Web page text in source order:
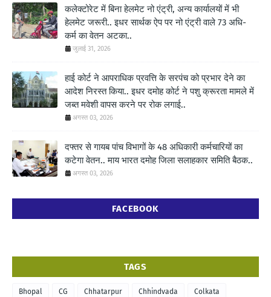
कलेक्टोरेट में बिना हेलमेट नो एंट्री, अन्य कार्यालयों में भी
हेलमेट जरूरी.. इधर सार्थक ऐप पर नो एंट्री वाले 73 अधि-
कर्म का वेतन अटका..
जुलाई 31, 2026
हाई कोर्ट ने आपराधिक प्रवत्ति के सरपंच को प्रभार देने का
आदेश निरस्त किया.. इधर दमोह कोर्ट ने पशु क्रूरता मामले में
जब्त मवेशी वापस करने पर रोक लगाई..
अगस्त 03, 2026
दफ्तर से गायब पांच विभागों के 48 अधिकारी कर्मचारियों का
कटेगा वेतन.. माय भारत दमोह जिला सलाहकार समिति बैठक..
अगस्त 03, 2026
FACEBOOK
TAGS
Bhopal CG Chhatarpur Chhindvada Colkata